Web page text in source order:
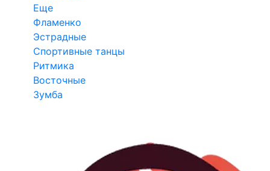
Еще
Фламенко
Эстрадные
Спортивные танцы
Ритмика
Восточные
Зумба